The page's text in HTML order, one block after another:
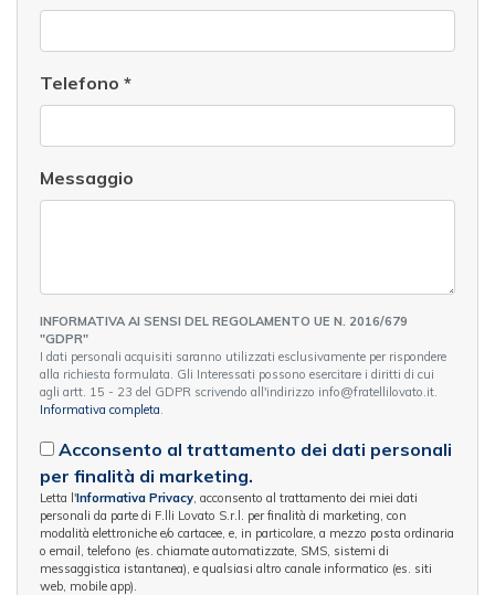
Telefono *
Messaggio
INFORMATIVA AI SENSI DEL REGOLAMENTO UE N. 2016/679
"GDPR"
I dati personali acquisiti saranno utilizzati esclusivamente per rispondere
alla richiesta formulata. Gli Interessati possono esercitare i diritti di cui
agli artt. 15 - 23 del GDPR scrivendo all'indirizzo info@fratellilovato.it.
Informativa completa
Acconsento al trattamento dei dati personali
per finalità di marketing.
Letta l'Informativa Privacy , acconsento al trattamento dei miei dati
personali da parte di F.lli Lovato S.r.l. per finalità di marketing, con
modalità elettroniche e/o cartacee, e, in particolare, a mezzo posta ordinaria
o email, telefono (es. chiamate automatizzate, SMS, sistemi di
messaggistica istantanea), e qualsiasi altro canale informatico (es. siti
web, mobile app).